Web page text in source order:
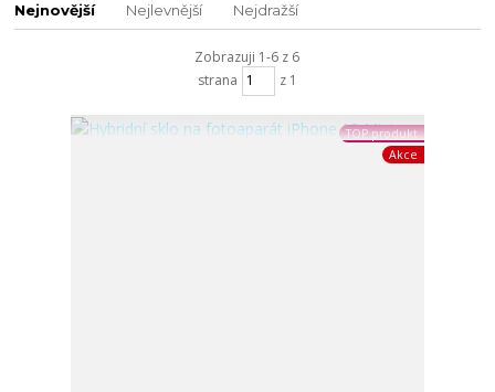
Nejnovější Nejlevnější Nejdražší
Zobrazuji 1-6 z 6
strana
z 1
TOP produkt
Akce